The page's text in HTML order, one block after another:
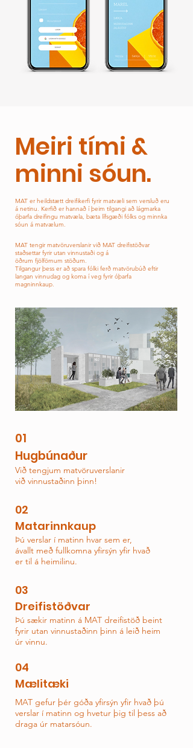
Meiri tími &
minni sóun.
MAT er heildstætt dreifikerfi fyrir matvæli sem versluð eru
á netinu. Kerfið er hannað í þeim tilgangi að lágmarka
óþarfa dreifingu matvæla, bæta lífsgæði fólks og minnka
sóun á matvælum.
MAT tengir matvöruverslanir við MAT dreifistöðvar
staðsettar fyrir utan vinnustaði og á
öðrum fjölförnum stöðum.
Tilgangur þess er að spara fólki ferð matvörubúð eftir
langan vinnudag og koma í veg fyrir óþarfa
magninnkaup.
01
Hugbúnaður
Við tengjum matvöruverslanir
við vinnustaðinn þinn!
02
Matarinnkaup
Þú verslar í matinn hvar sem er,
ávallt með fullkomna yfirsýn yfir hvað
er til á heimilinu.
03
Dreifistöðvar
Þú sækir matinn á MAT dreifistöð beint
fyrir utan vinnustaðinn þinn á leið heim
úr vinnu.
04
Mælitæki
MAT gefur þér góða yfirsýn yfir hvað þú
verslar í matinn og hvetur þig til þess að
draga úr matarsóun.